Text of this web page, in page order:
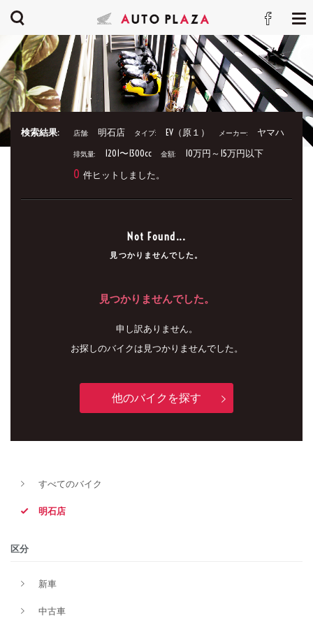
検索結果: 店舗: 明石店 タイプ: EV（原１） メーカー: ヤマハ
排気量: 1201〜1300cc 金額: 10万円～15万円以下
0 件ヒットしました。
Not Found...
見つかりませんでした。
見つかりませんでした。
申し訳ありません。
お探しのバイクは見つかりませんでした。
他のバイクを探す
すべてのバイク
明石店
区分
新車
中古車
新車
タイプ